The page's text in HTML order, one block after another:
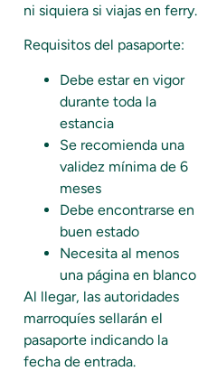
ni siquiera si viajas en ferry.
Requisitos del pasaporte:
Debe estar en vigor
durante toda la
estancia
Se recomienda una
validez mínima de 6
meses
Debe encontrarse en
buen estado
Necesita al menos
una página en blanco
Al llegar, las autoridades
marroquíes sellarán el
pasaporte indicando la
fecha de entrada.